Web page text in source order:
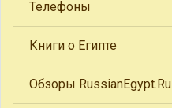
Телефоны
Книги о Египте
Обзоры RussianEgypt.Ru